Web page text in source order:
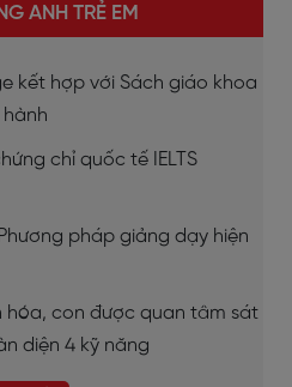
ANH TRẺ EM
kết hợp với Sách giáo khoa
chỉ quốc tế IELTS
pháp giảng dạy hiện
hóa, con được quan tâm sát
diện 4 kỹ năng